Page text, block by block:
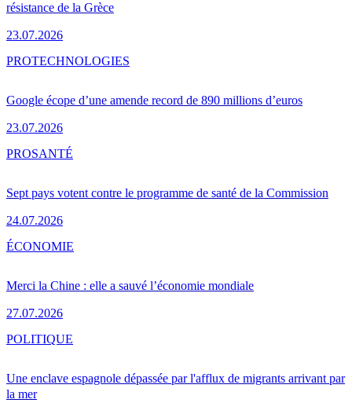
résistance de la Grèce
23.07.2026
Google écope d’une amende record de 890 millions d’euros
23.07.2026
PROTECHNOLOGIES
Sept pays votent contre le programme de santé de la Commission
24.07.2026
PROSANTÉ
Merci la Chine : elle a sauvé l’économie mondiale
27.07.2026
ÉCONOMIE
Une enclave espagnole dépassée par l'afflux de migrants arrivant par
la mer
POLITIQUE